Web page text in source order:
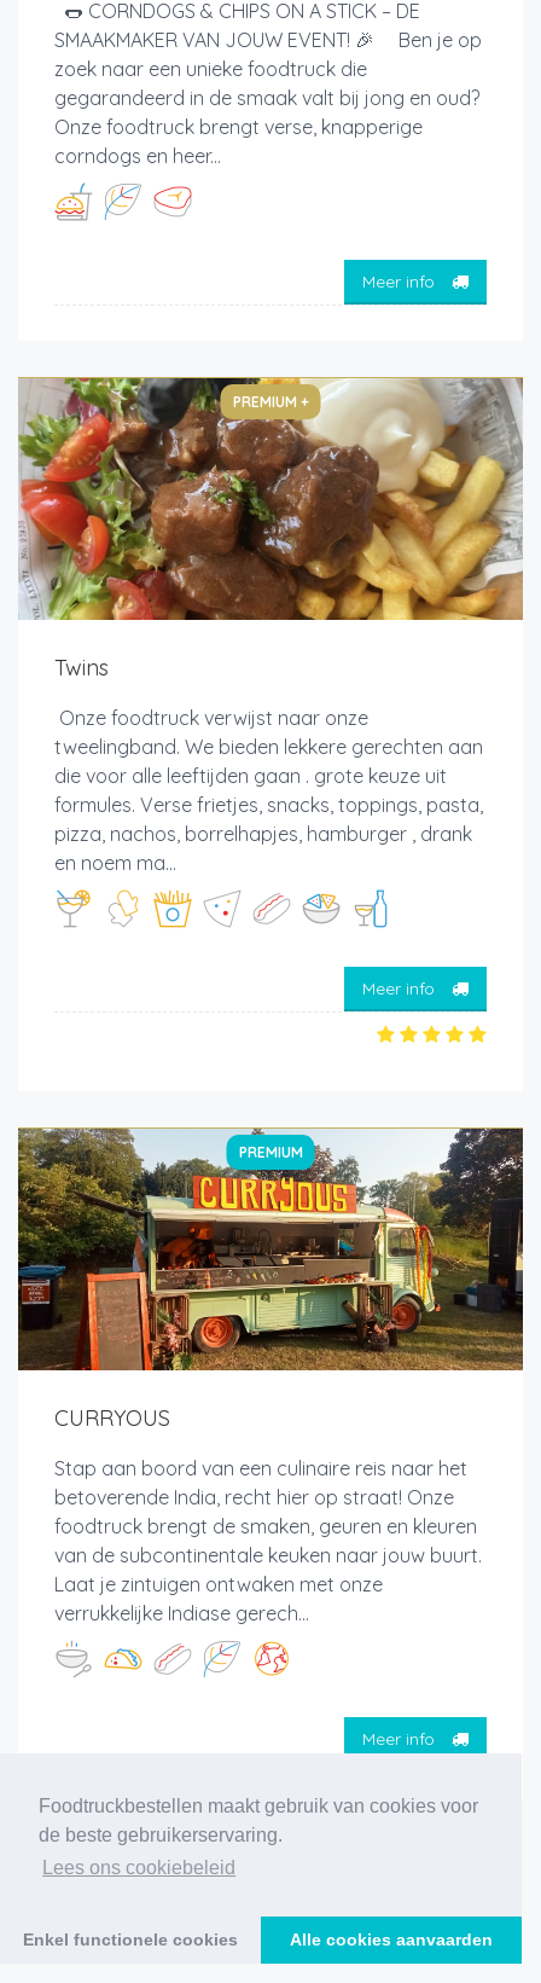
Foodtruckbestellen maakt gebruik van cookies voor
de beste gebruikerservaring.
Lees ons cookiebeleid
Enkel functionele cookies Alle cookies aanvaarden
🌭 CORNDOGS & CHIPS ON A STICK – DE
SMAAKMAKER VAN JOUW EVENT! 🎉 Ben je op
zoek naar een unieke foodtruck die
gegarandeerd in de smaak valt bij jong en oud?
Onze foodtruck brengt verse, knapperige
corndogs en heer...
Meer info
PREMIUM +
Twins
Onze foodtruck verwijst naar onze
tweelingband. We bieden lekkere gerechten aan
die voor alle leeftijden gaan . grote keuze uit
formules. Verse frietjes, snacks, toppings, pasta,
pizza, nachos, borrelhapjes, hamburger , drank
en noem ma...
Meer info
PREMIUM
CURRYOUS
Stap aan boord van een culinaire reis naar het
betoverende India, recht hier op straat! Onze
foodtruck brengt de smaken, geuren en kleuren
van de subcontinentale keuken naar jouw buurt.
Laat je zintuigen ontwaken met onze
verrukkelijke Indiase gerech...
Meer info
‹ 3 4
186 foodtrucks gevonden